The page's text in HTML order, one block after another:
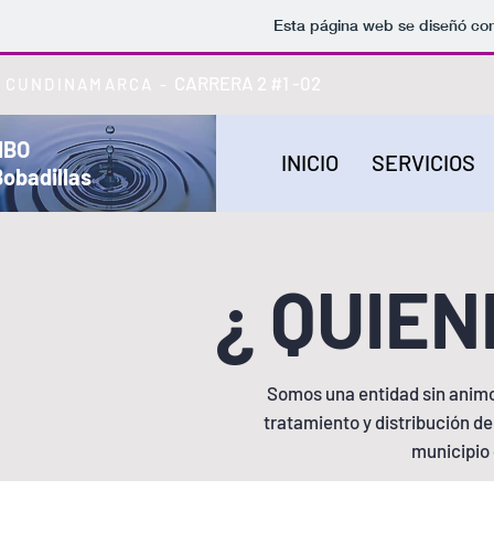
Esta página web se diseñó
- CARRERA 2 #1 -02
INICIO SERVICIOS
¿
Somos una entidad sin
tratamiento y distribución de
municipio